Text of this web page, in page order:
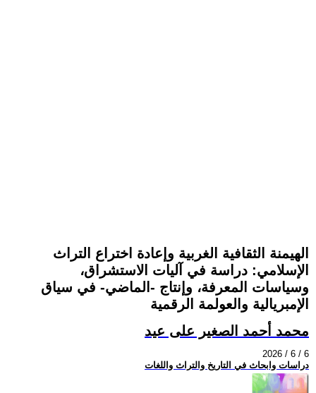
الهيمنة الثقافية الغربية وإعادة اختراع التراث
الإسلامي: دراسة في آليات الاستشراق،
وسياسات المعرفة، وإنتاج -الماضي- في سياق
الإمبريالية والعولمة الرقمية
محمد أحمد الصغير على عيد
2026 / 6 / 6
دراسات وابحاث في التاريخ والتراث واللغات